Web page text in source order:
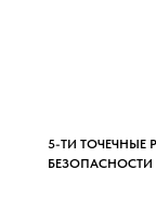
5-ТИ ТОЧЕЧНЫЕ
БЕЗОПАСНОСТИ